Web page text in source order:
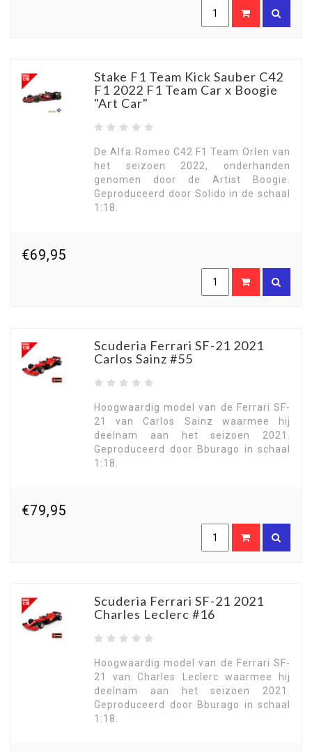
Stake F1 Team Kick Sauber C42
F1 2022 F1 Team Car x Boogie
"Art Car"
De Alfa Romeo C42 F1 Team Orlen van
het seizoen 2022, onderhanden
genomen door de Artist Boogie.
Geproduceerd door Solido in de schaal
1:18.
€69,95
Scuderia Ferrari SF-21 2021
Carlos Sainz #55
Hoogwaardig model van de Ferrari SF-
21 van Carlos Sainz waarmee hij
deelnam aan het seizoen 2021.
Geproduceerd door Bburago in schaal
1:18.
€79,95
Scuderia Ferrari SF-21 2021
Charles Leclerc #16
Hoogwaardig model van de Ferrari SF-
21 van Charles Leclerc waarmee hij
deelnam aan het seizoen 2021.
Geproduceerd door Bburago in schaal
1:18.